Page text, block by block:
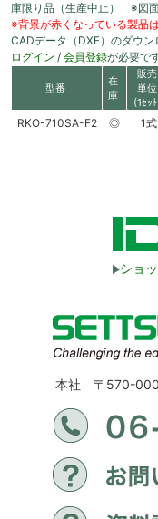
庫限り品（生産中止） ※図面
※背景が赤くなっている製品
CADデータ（DXF）のダウン
ログイン / 会員登録が必要で
型番
在
庫
販売
単位
(1ｾｯ
RKO-710SA-F2 ◎ 1式
ショ
本社 〒570-